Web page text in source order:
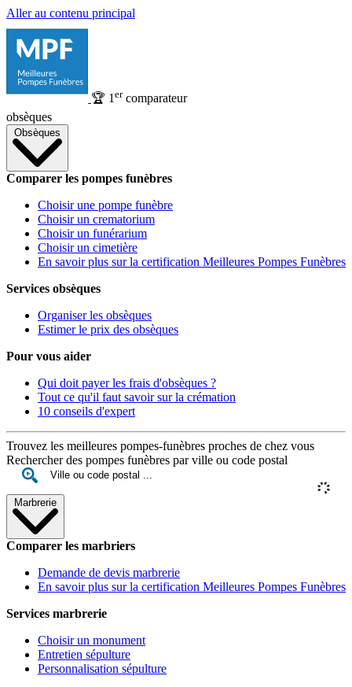
Aller au contenu principal
🏆 1 ercomparateur
obsèques
Obsèques
Comparer les pompes funèbres
Choisir une pompe funèbre
Choisir un crematorium
Choisir un funérarium
Choisir un cimetière
En savoir plus sur la certification Meilleures Pompes Funèbres
Services obsèques
Organiser les obsèques
Estimer le prix des obsèques
Pour vous aider
Qui doit payer les frais d'obsèques ?
Tout ce qu'il faut savoir sur la crémation
10 conseils d'expert
Trouvez les meilleures pompes-funèbres proches de chez vous
Rechercher des pompes funèbres par ville ou code postal
Marbrerie
Comparer les marbriers
Demande de devis marbrerie
En savoir plus sur la certification Meilleures Pompes Funèbres
Services marbrerie
Choisir un monument
Entretien sépulture
Personnalisation sépulture